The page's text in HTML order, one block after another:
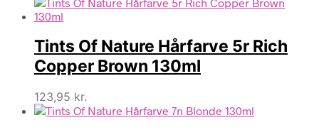
Tints Of Nature Hårfarve 5r Rich
Copper Brown 130ml
123,95 kr.